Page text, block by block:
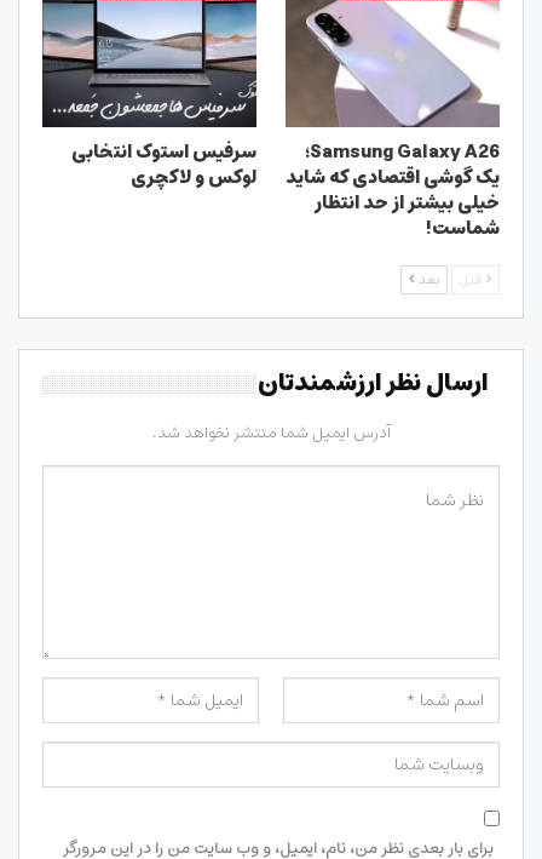
Samsung Galaxy A26؛
یک گوشی اقتصادی که شاید
خیلی بیشتر از حد انتظار
شماست!
سرفیس استوک انتخابی
لوکس و لاکچری
قبل بعد
ارسال نظر ارزشمندتان
آدرس ایمیل شما منتشر نخواهد شد.
برای بار بعدی نظر من، نام، ایمیل، و وب سایت من را در این مرورگر